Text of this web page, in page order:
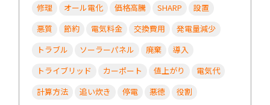
修理
オール電化 価格高騰 SHARP
設置
悪質
節約 電気料金 交換費用
発電量減少
トラブル
ソーラーパネル 廃棄
導入
トライブリッド
カーポート 値上がり
電気代
計算方法
追い炊き 停電 悪徳
役割